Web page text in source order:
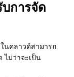
การจัด
นคลาวด์สามารถ
ไม่ว่าจะเป็น